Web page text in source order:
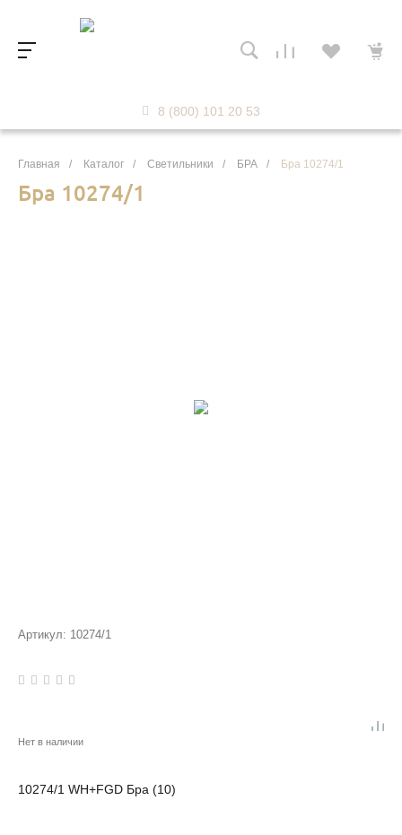
8 (800) 101 20 53
Главная / Каталог / Светильники / БРА / Бра 10274/1
Бра 10274/1
Артикул: 10274/1
Нет в наличии
10274/1 WH+FGD Бра (10)